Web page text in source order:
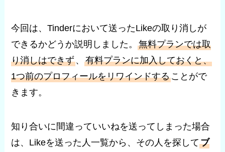
今回は、Tinderにおいて送ったLikeの取り消しが
できるかどうか説明しました。無料プランでは取
り消しはできず、有料プランに加入しておくと、
1つ前のプロフィールをリワインドすることがで
きます。
知り合いに間違っていいねを送ってしまった場合
は、Likeを送った人一覧から、その人を探してブ